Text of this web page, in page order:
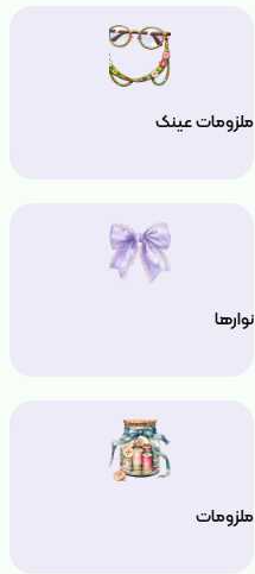
ملزومات عینک
نوارها
ملزومات